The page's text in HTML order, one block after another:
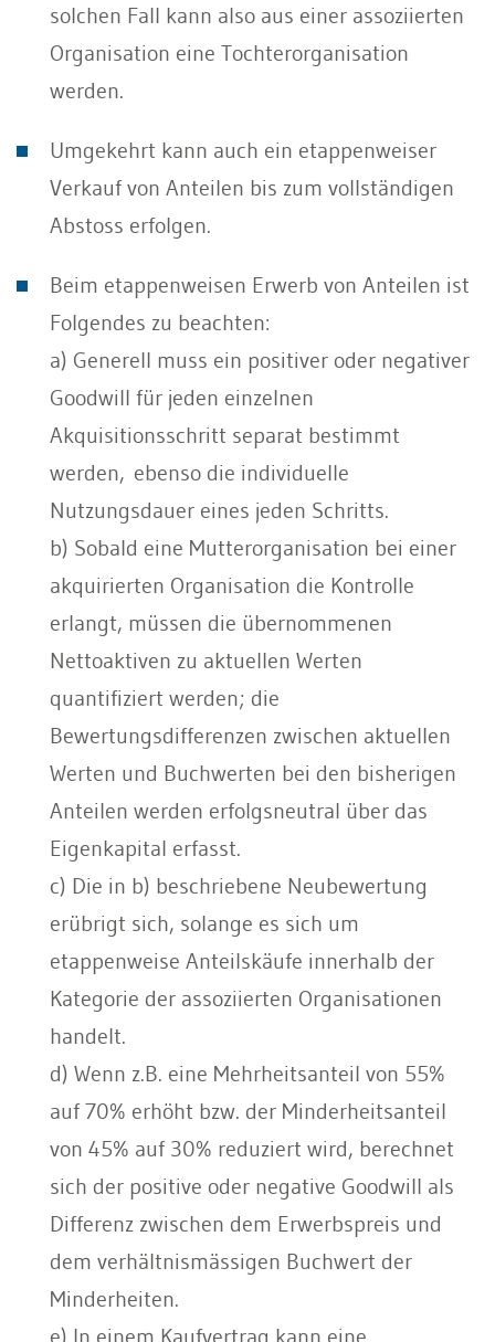
solchen Fall kann also aus einer assoziierten
Organisation eine Tochterorganisation
werden.
Umgekehrt kann auch ein etappenweiser
Verkauf von Anteilen bis zum vollständigen
Abstoss erfolgen.
Beim etappenweisen Erwerb von Anteilen ist
Folgendes zu beachten:
a) Generell muss ein positiver oder negativer
Goodwill für jeden einzelnen
Akquisitionsschritt separat bestimmt
werden, ebenso die individuelle
Nutzungsdauer eines jeden Schritts.
b) Sobald eine Mutterorganisation bei einer
akquirierten Organisation die Kontrolle
erlangt, müssen die übernommenen
Nettoaktiven zu aktuellen Werten
quantifiziert werden; die
Bewertungsdifferenzen zwischen aktuellen
Werten und Buchwerten bei den bisherigen
Anteilen werden erfolgsneutral über das
Eigenkapital erfasst.
c) Die in b) beschriebene Neubewertung
erübrigt sich, solange es sich um
etappenweise Anteilskäufe innerhalb der
Kategorie der assoziierten Organisationen
handelt.
d) Wenn z.B. eine Mehrheitsanteil von 55%
auf 70% erhöht bzw. der Minderheitsanteil
von 45% auf 30% reduziert wird, berechnet
sich der positive oder negative Goodwill als
Differenz zwischen dem Erwerbspreis und
dem verhältnismässigen Buchwert der
Minderheiten.
e) In einem Kaufvertrag kann eine